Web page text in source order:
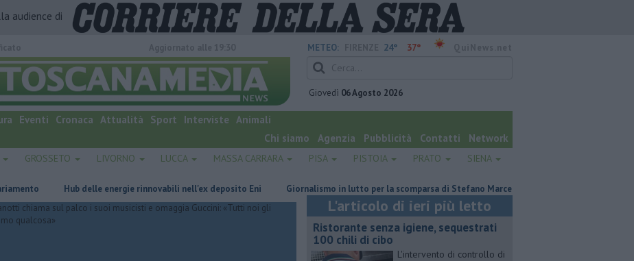
audience di
METEO: 24° 37°
Giovedì 06 Agosto 2026
Eventi Cronaca Attualità Sport Interviste Animali
Chi siamo
Agenzia Pubblicità Contatti Network
GROSSETO LIVORNO LUCCA MASSA CARRARA PISA PISTOIA PRATO SIENA
Hub delle energie rinnovabili nell'ex deposito Eni Giornalismo in lutto per la scomparsa di Stefano Marcelli Contagiata da legionella, non
L'articolo di ieri più letto
Ristorante senza igiene, sequestrati
100 chili di cibo
L'intervento di controllo di